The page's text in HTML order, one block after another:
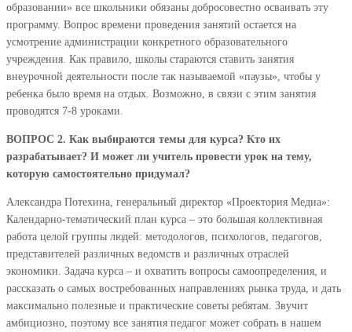
образовании» все школьники обязаны добросовестно осваивать эту
программу. Вопрос времени проведения занятий остается на
усмотрение администрации конкретного образовательного
учреждения. Как правило, школы стараются ставить занятия
внеурочной деятельности после так называемой «паузы», чтобы у
ребенка было время на отдых. Возможно, в связи с этим занятия
проводятся 7-8 уроками.
ВОПРОС 2. Как выбираются темы для курса? Кто их
разрабатывает? И может ли учитель провести урок на тему,
которую самостоятельно придумал?
Александра Потехина, генеральный директор «Проектория Медиа»:
Календарно-тематический план курса – это большая коллективная
работа целой группы людей: методологов, психологов, педагогов,
представителей различных ведомств и различных отраслей
экономики. Задача курса – и охватить вопросы самоопределения, и
рассказать о самых востребованных направлениях рынка труда, и дать
максимально полезные и практические советы ребятам. Звучит
амбициозно, поэтому все занятия педагог может собрать в нашем